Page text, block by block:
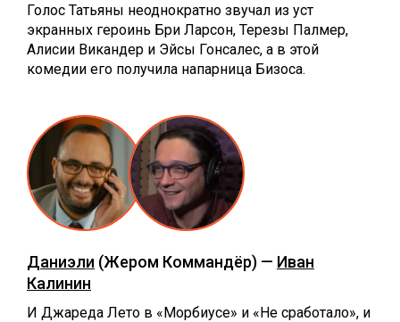
Голос Татьяны неоднократно звучал из уст
экранных героинь Бри Ларсон, Терезы Палмер,
Алисии Викандер и Эйсы Гонсалес, а в этой
комедии его получила напарница Бизоса.
Даниэли (Жером Коммандёр) — Иван
Калинин
И Джареда Лето в «Морбиусе» и «Не сработало», и